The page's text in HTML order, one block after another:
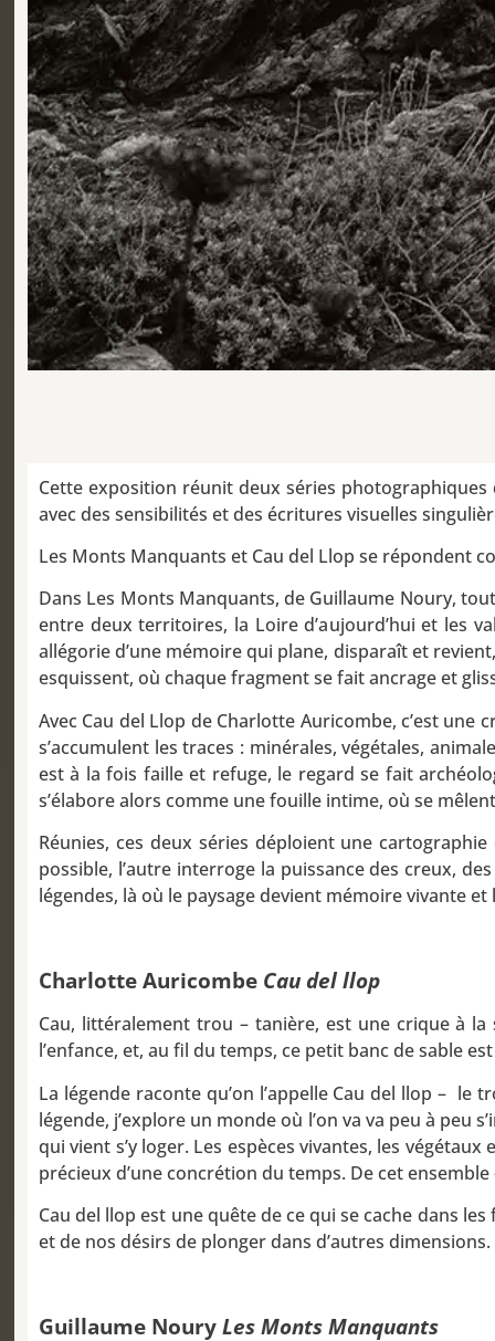
Cette exposition réunit deux séries
avec des sensibilités et des écritures visuelles
Les Monts Manquants et Cau del Llop se répondent
Dans Les Monts Manquants, de Guillaume Noury,
entre deux territoires, la Loire d’aujourd’hui et les
allégorie d’une mémoire qui plane, disparaît et
esquissent, où chaque fragment se fait ancrage et
Avec Cau del Llop de Charlotte Auricombe, c’est
s’accumulent les traces : minérales, végétales,
est à la fois faille et refuge, le regard se fait
s’élabore alors comme une fouille intime, où se
Réunies, ces deux séries déploient une
possible, l’autre interroge la puissance des creux,
légendes, là où le paysage devient mémoire vivante
Charlotte Auricombe Cau del llop
Cau, littéralement trou – tanière, est une crique à la
l’enfance, et, au fil du temps, ce petit banc de sable
La légende raconte qu’on l’appelle Cau del llop –
légende, j’explore un monde où l’on va va peu à
qui vient s’y loger. Les espèces vivantes, les
précieux d’une concrétion du temps. De cet
Cau del llop est une quête de ce qui se cache dans
et de nos désirs de plonger dans d’autres dimensions.
Guillaume Noury Les Monts Manquants